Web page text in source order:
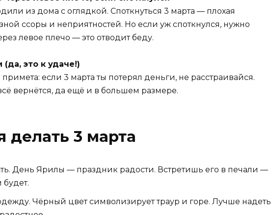
из дома с оглядкой. Споткнуться 3 марта — плохая
ссоры и неприятностей. Но если уж споткнулся, нужно
левое плечо — это отводит беду.
(да, это к удаче!)
если 3 марта ты потерял деньги, не расстраивайся.
вернётся, да ещё и в большем размере.
делать 3 марта
День Ярилы — праздник радости. Встретишь его в печали —
будет.
Чёрный цвет символизирует траур и горе. Лучше надеть